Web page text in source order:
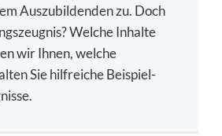
Auszubildenden zu. Doch
Welche Inhalte
wir Ihnen, welche
Sie hilfreiche Beispiel-